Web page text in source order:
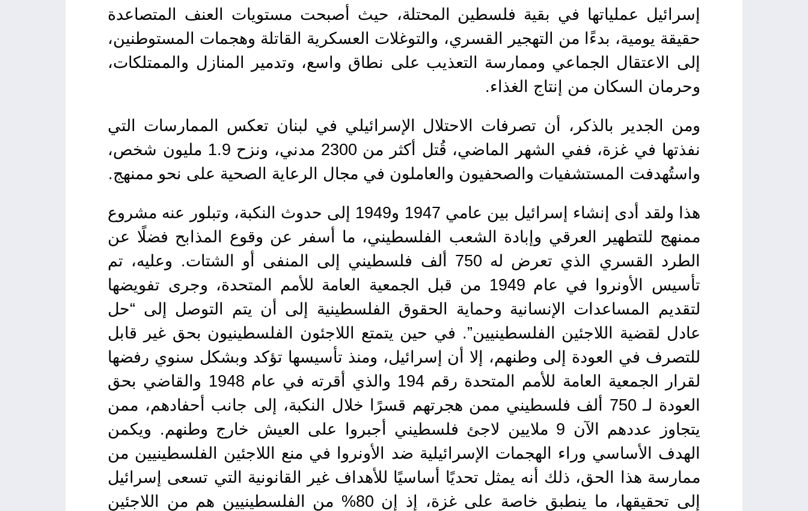
إسرائيل عملياتها في بقية فلسطين المحتلة، حيث أصبحت مستويات العنف المتصاعدة
حقيقة يومية، بدءًا من التهجير القسري، والتوغلات العسكرية القاتلة وهجمات المستوطنين،
إلى الاعتقال الجماعي وممارسة التعذيب على نطاق واسع، وتدمير المنازل والممتلكات،
وحرمان السكان من إنتاج الغذاء.
ومن الجدير بالذكر، أن تصرفات الاحتلال الإسرائيلي في لبنان تعكس الممارسات التي
نفذتها في غزة، ففي الشهر الماضي، قُتل أكثر من 2300 مدني، ونزح 1.9 مليون شخص،
واستُهدفت المستشفيات والصحفيون والعاملون في مجال الرعاية الصحية على نحو ممنهج.
هذا ولقد أدى إنشاء إسرائيل بين عامي 1947 و1949 إلى حدوث النكبة، وتبلور عنه مشروع
ممنهج للتطهير العرقي وإبادة الشعب الفلسطيني، ما أسفر عن وقوع المذابح فضلًا عن
الطرد القسري الذي تعرض له 750 ألف فلسطيني إلى المنفى أو الشتات. وعليه، تم
تأسيس الأونروا في عام 1949 من قبل الجمعية العامة للأمم المتحدة، وجرى تفويضها
لتقديم المساعدات الإنسانية وحماية الحقوق الفلسطينية إلى أن يتم التوصل إلى “حل
عادل لقضية اللاجئين الفلسطينيين”. في حين يتمتع اللاجئون الفلسطينيون بحق غير قابل
للتصرف في العودة إلى وطنهم، إلا أن إسرائيل، ومنذ تأسيسها تؤكد وبشكل سنوي رفضها
لقرار الجمعية العامة للأمم المتحدة رقم 194 والذي أقرته في عام 1948 والقاضي بحق
العودة لـ 750 ألف فلسطيني ممن هجرتهم قسرًا خلال النكبة، إلى جانب أحفادهم، ممن
يتجاوز عددهم الآن 9 ملايين لاجئ فلسطيني أجبروا على العيش خارج وطنهم. ويكمن
الهدف الأساسي وراء الهجمات الإسرائيلية ضد الأونروا في منع اللاجئين الفلسطينيين من
ممارسة هذا الحق، ذلك أنه يمثل تحديًا أساسيًا للأهداف غير القانونية التي تسعى إسرائيل
إلى تحقيقها، ما ينطبق خاصة على غزة، إذ إن 80% من الفلسطينيين هم من اللاجئين